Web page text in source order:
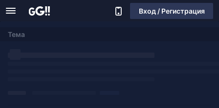
Вход / Регистрация
Тема